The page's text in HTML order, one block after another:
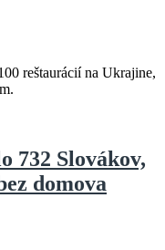
reštaurácií na Ukrajine,
732 Slovákov,
domova